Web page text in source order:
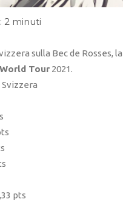
2 minuti
sulla Bec de Rosses,
Tour 2021.
pts